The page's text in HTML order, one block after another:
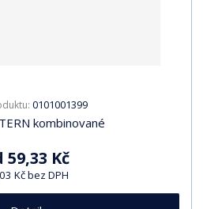
0101001399
kombinované
59,33 Kč
Kč bez DPH